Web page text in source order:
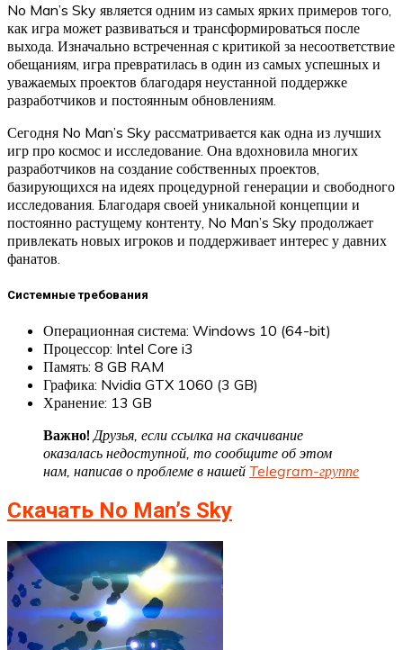
No Man’s Sky является одним из самых ярких примеров того,
как игра может развиваться и трансформироваться после
выхода. Изначально встреченная с критикой за несоответствие
обещаниям, игра превратилась в один из самых успешных и
уважаемых проектов благодаря неустанной поддержке
разработчиков и постоянным обновлениям.
Сегодня No Man’s Sky рассматривается как одна из лучших
игр про космос и исследование. Она вдохновила многих
разработчиков на создание собственных проектов,
базирующихся на идеях процедурной генерации и свободного
исследования. Благодаря своей уникальной концепции и
постоянно растущему контенту, No Man’s Sky продолжает
привлекать новых игроков и поддерживает интерес у давних
фанатов.
Системные требования
Операционная система: Windows 10 (64-bit)
Процессор: Intel Core i3
Память: 8 GB RAM
Графика: Nvidia GTX 1060 (3 GB)
Хранение: 13 GB
Важно! Друзья, если ссылка на скачивание
оказалась недоступной, то сообщите об этом
нам, написав о проблеме в нашей Telegram-группе
Скачать No Man’s Sky